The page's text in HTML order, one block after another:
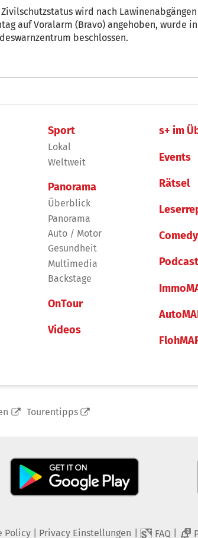
Zivilschutzstatus wird nach
auf Voralarm (Bravo) angehoben, wurde
beschlossen.
Sport
Lokal
Weltweit
Panorama
Überblick
Panorama
Auto / Motor
Gesundheit
Multimedia
Backstage
OnTour
Videos
s+ im
Events
Rätsel
Comedy
Podcast
Tourentipps
Policy| Privacy Einstellungen FAQ 2